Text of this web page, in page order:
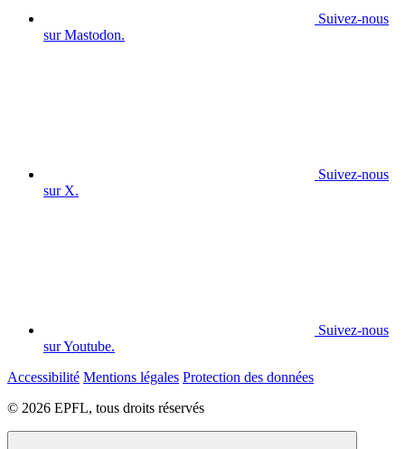
Suivez-nous
sur Mastodon.
Suivez-nous
sur X.
Suivez-nous
sur Youtube.
Accessibilité Mentions légales Protection des données
© 2026 EPFL, tous droits réservés